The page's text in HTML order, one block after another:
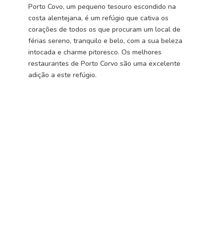
Porto Covo, um pequeno tesouro escondido na
costa alentejana, é um refúgio que cativa os
corações de todos os que procuram um local de
férias sereno, tranquilo e belo, com a sua beleza
intocada e charme pitoresco. Os melhores
restaurantes de Porto Corvo são uma excelente
adição a este refúgio.